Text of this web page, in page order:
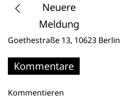
Neuere
Meldung
Goethestraße 13, 10623 Berlin
Kommentare
Kommentieren